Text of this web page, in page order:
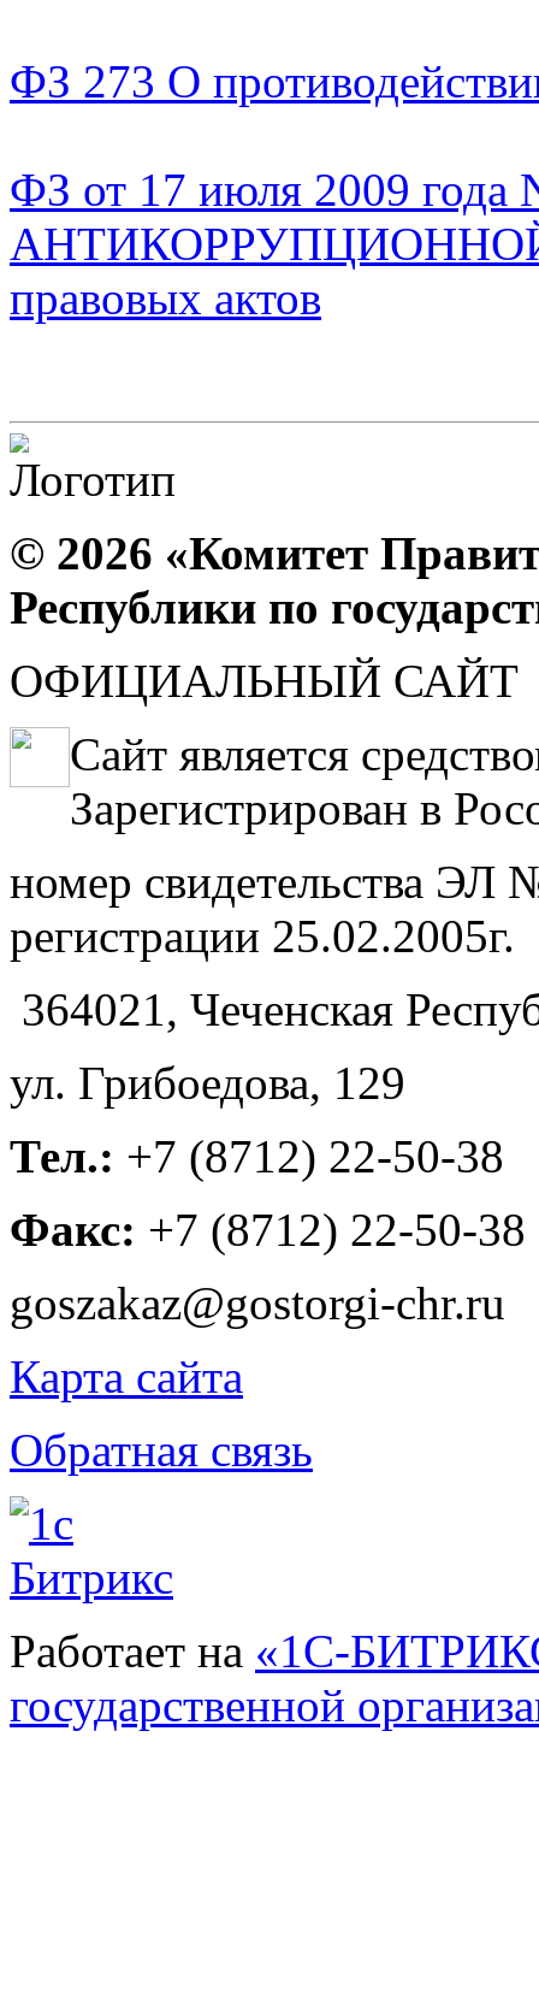
ФЗ 273 О
ФЗ от 17 июля 2009
АНТИКОРРУПЦИОННОЙ
правовых актов
© 2026 «Комитет
Республики по
ОФИЦИАЛЬНЫЙ САЙТ
Сайт является
Зарегистрирован в
номер свидетельства
регистрации 25.02.2005г.
364021, Чеченская
ул. Грибоедова, 129
Тел.: +7 (8712) 22-50-38
Факс: +7 (8712) 22-50-38
goszakaz@gostorgi-chr.ru
Карта сайта
Обратная связь
Работает на «1С-
государственной